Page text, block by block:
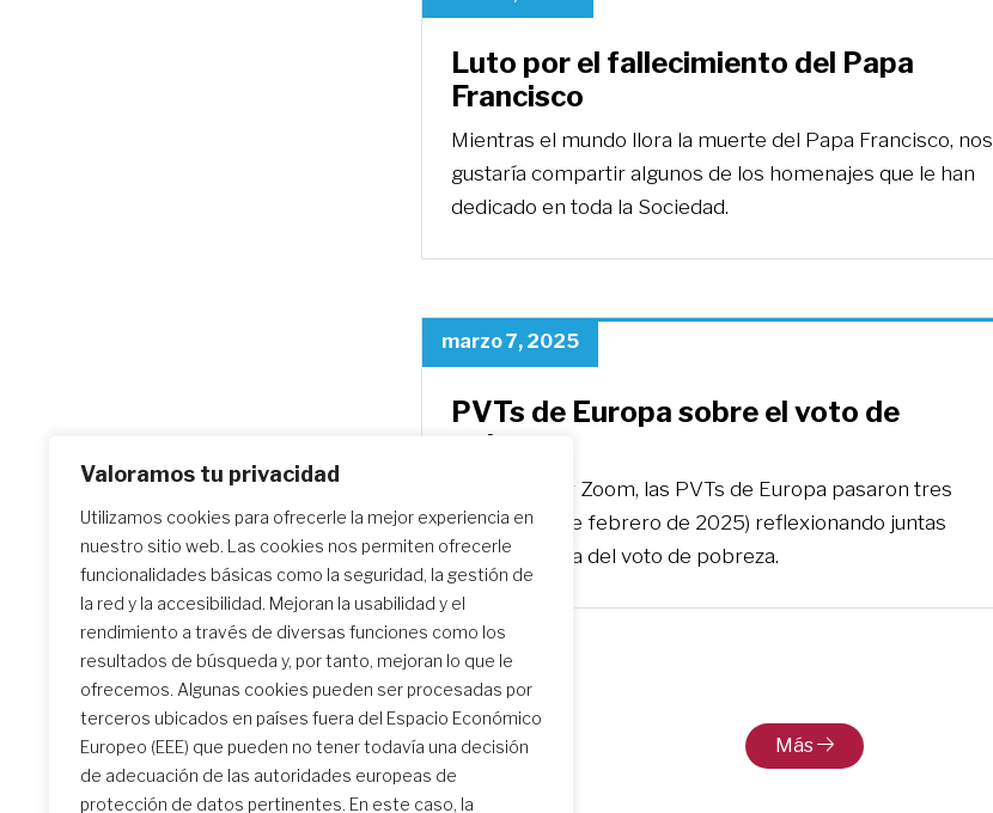
Valoramos tu privacidad
Utilizamos cookies para ofrecerle la mejor experiencia en
nuestro sitio web. Las cookies nos permiten ofrecerle
funcionalidades básicas como la seguridad, la gestión de
la red y la accesibilidad. Mejoran la usabilidad y el
rendimiento a través de diversas funciones como los
resultados de búsqueda y, por tanto, mejoran lo que le
ofrecemos. Algunas cookies pueden ser procesadas por
terceros ubicados en países fuera del Espacio Económico
Europeo (EEE) que pueden no tener todavía una decisión
de adecuación de las autoridades europeas de
protección de datos pertinentes. En este caso, la
Luto por el fallecimiento del Papa
Francisco
Mientras el mundo llora la muerte del Papa Francisco, nos
gustaría compartir algunos de los homenajes que le han
dedicado en toda la Sociedad.
marzo 7, 2025
PVTs de Europa sobre el voto de
pobreza
Reunidas por Zoom, las PVTs de Europa pasaron tres
tardes (7-9 de febrero de 2025) reflexionando juntas
sobre el tema del voto de pobreza.
Más